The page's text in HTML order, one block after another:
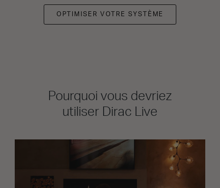
OPTIMISER VOTRE SYSTÈME
Pourquoi vous devriez
utiliser Dirac Live